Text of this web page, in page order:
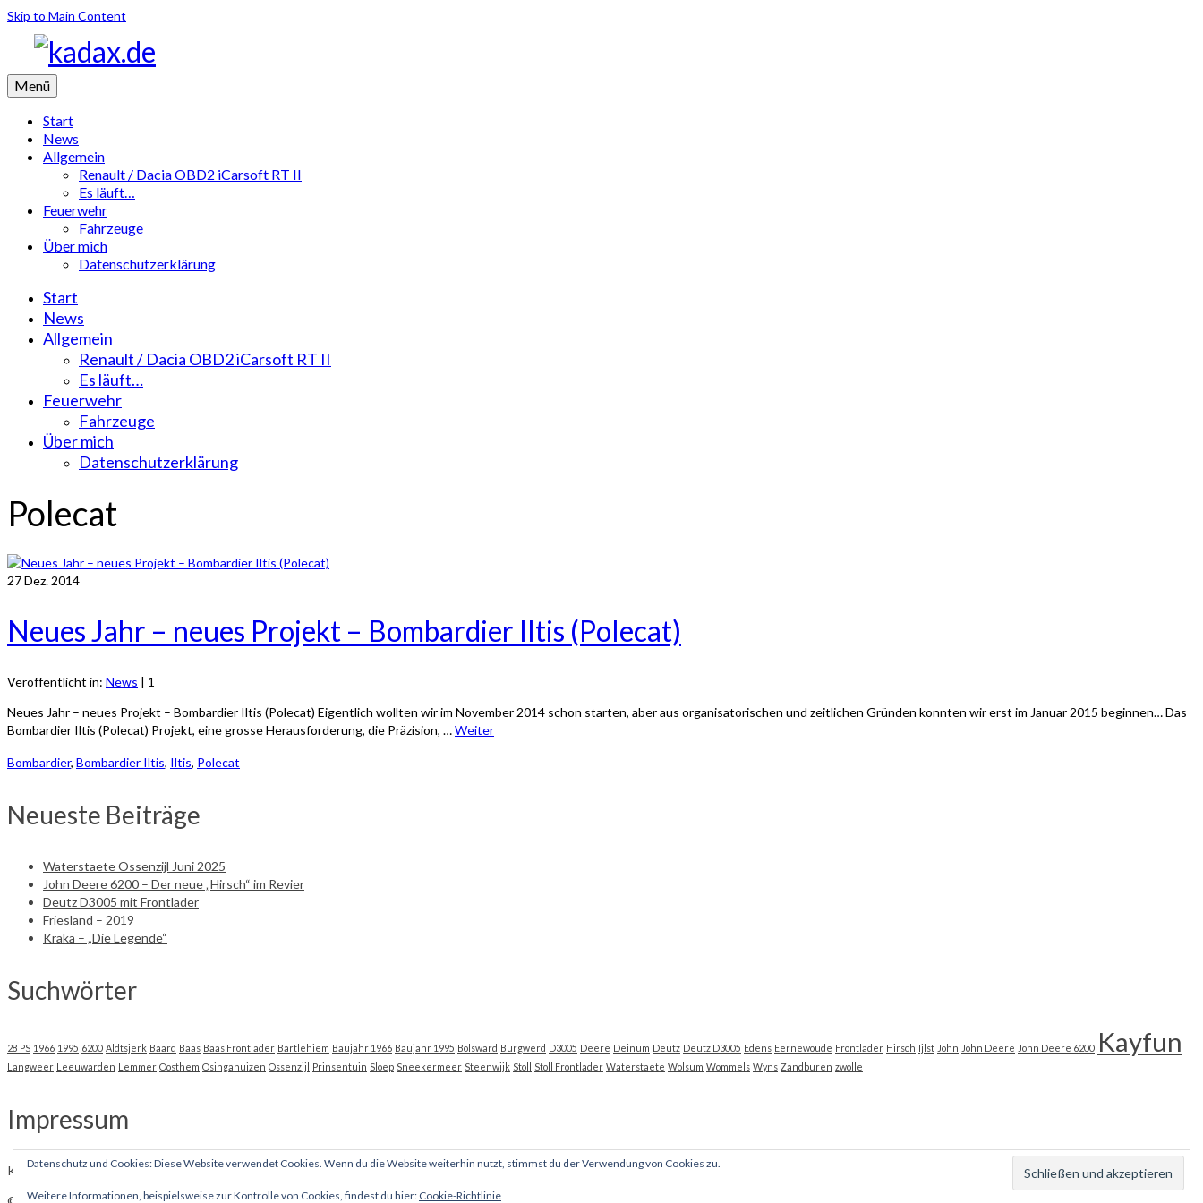
Skip to Main Content
Menü
Start
News
Allgemein
Renault / Dacia OBD2 iCarsoft RT II
Es läuft…
Feuerwehr
Fahrzeuge
Über mich
Datenschutzerklärung
Start
News
Allgemein
Renault / Dacia OBD2 iCarsoft RT II
Es läuft…
Feuerwehr
Fahrzeuge
Über mich
Datenschutzerklärung
Polecat
27Dez. 2014
Neues Jahr – neues Projekt – Bombardier Iltis (Polecat)
Veröffentlicht in: News | 1
Neues Jahr – neues Projekt – Bombardier Iltis (Polecat) Eigentlich wollten wir im November 2014 schon starten, aber aus organisatorischen und zeitlichen Gründen konnten wir erst im Januar 2015 beginnen… Das
Bombardier Iltis (Polecat) Projekt, eine grosse Herausforderung, die Präzision, …Weiter
Bombardier, Bombardier Iltis, Iltis, Polecat
Neueste Beiträge
Waterstaete Ossenzijl Juni 2025
John Deere 6200 – Der neue „Hirsch“ im Revier
Deutz D3005 mit Frontlader
Friesland – 2019
Kraka – „Die Legende“
Suchwörter
28 PS 1966 1995 6200 Aldtsjerk Baard Baas Baas Frontlader Bartlehiem Baujahr 1966 Baujahr 1995 Bolsward Burgwerd D3005 Deere Deinum Deutz Deutz D3005 Edens Eernewoude Frontlader Hirsch Ijlst John John Deere John Deere 6200 Kayfun
Langweer Leeuwarden Lemmer Oosthem Osingahuizen Ossenzijl Prinsentuin Sloep Sneekermeer Steenwijk Stoll Stoll Frontlader Waterstaete Wolsum Wommels Wyns Zandburen zwolle
Impressum
K. D., Dortmund, webmaster@kadax.de
Datenschutz und Cookies: Diese Website verwendet Cookies. Wenn du die Website weiterhin nutzt, stimmst du der Verwendung von Cookies zu.
Weitere Informationen, beispielsweise zur Kontrolle von Cookies, findest du hier: Cookie-Richtlinie